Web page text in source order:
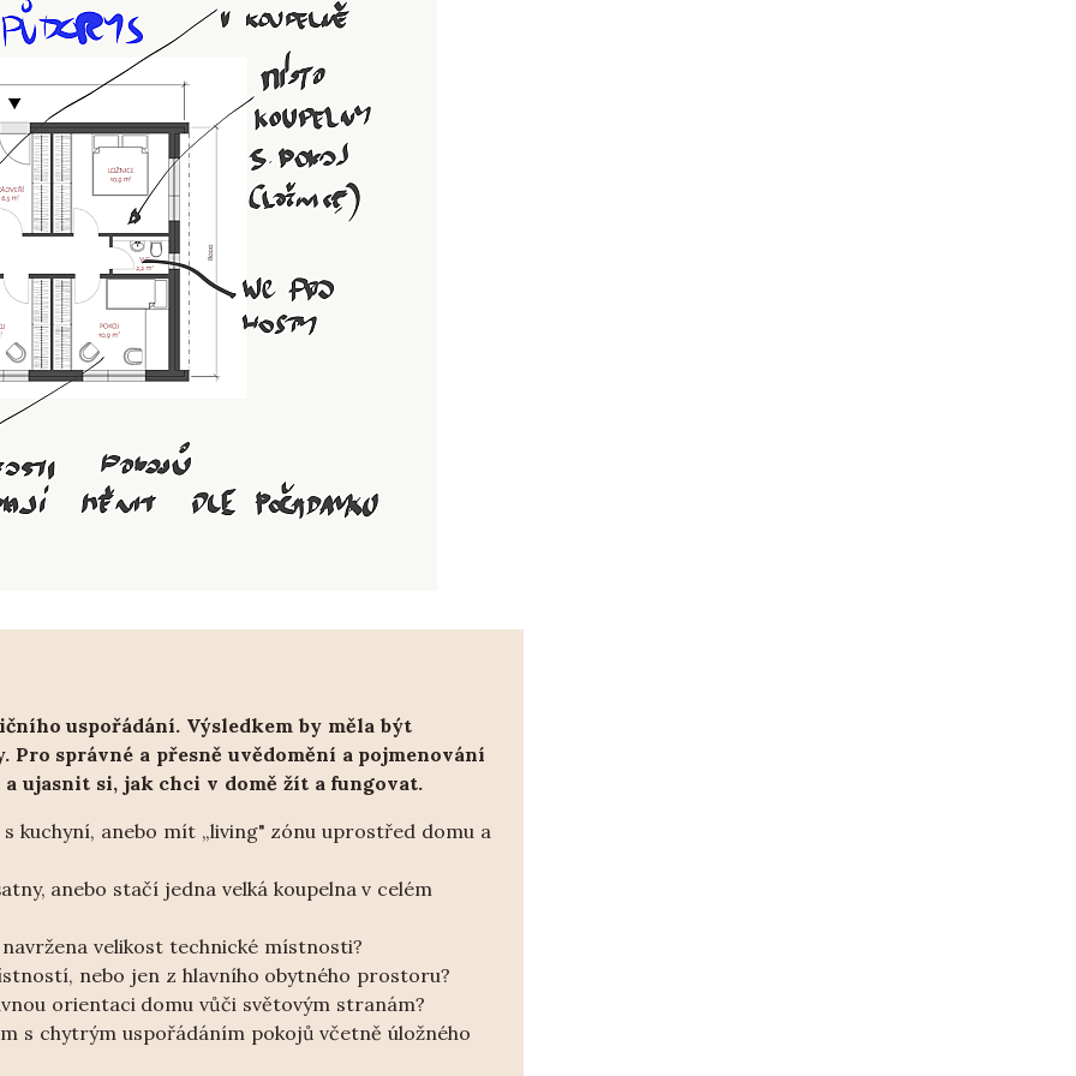
uspořádání. Výsledkem by měla být
správné a přesně uvědomění a pojmenování
ujasnit si, jak chci v domě žít a fungovat.
kuchyní, anebo mít „living" zónu uprostřed domu a
anebo stačí jedna velká koupelna v celém
velikost technické místnosti?
nebo jen z hlavního obytného prostoru?
orientaci domu vůči světovým stranám?
s chytrým uspořádáním pokojů včetně úložného